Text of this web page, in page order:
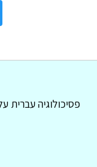
פסיכולוגיה עברית